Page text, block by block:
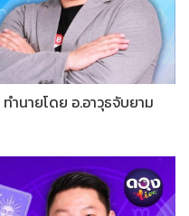
ำนายโดย อ.อาวุธจับยาม